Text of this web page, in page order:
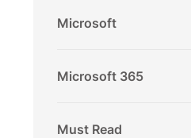
Microsoft
Microsoft 365
Must Read